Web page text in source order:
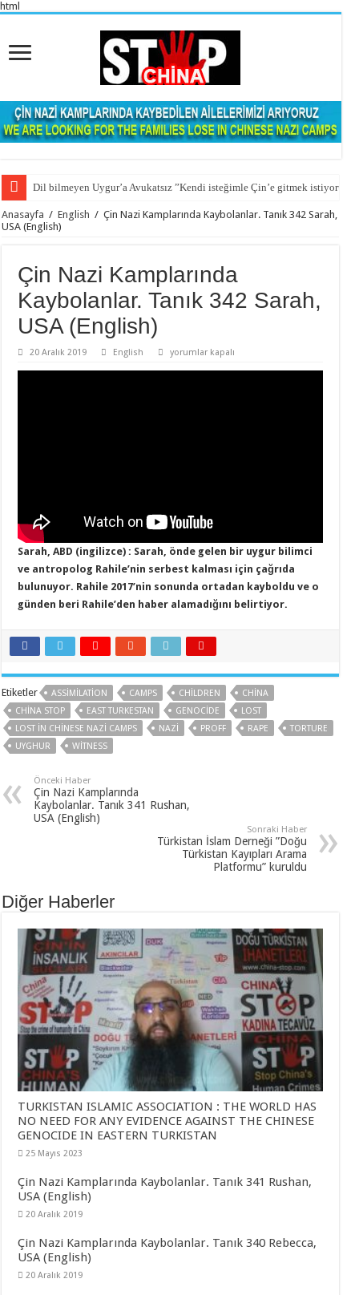
html
Dil bilmeyen Uygur’a Avukatsız ”Kendi isteğimle Çin’e gitmek istiyorum”
Anasayfa / English / Çin Nazi Kamplarında Kaybolanlar. Tanık 342 Sarah,
USA (English)
Çin Nazi Kamplarında
Kaybolanlar. Tanık 342 Sarah,
USA (English)
20 Aralık 2019 English
Çin
Kamplarında
yorumlar kapalı
Sarah, ABD (ingilizce) : Sarah, önde gelen bir uygur bilimci
ve antropolog Rahile’nin serbest kalması için çağrıda
bulunuyor. Rahile 2017’nin sonunda ortadan kayboldu ve o
günden beri Rahile’den haber alamadığını belirtiyor.
Etiketler ASSIMILATION CAMPS CHILDREN
CHINA
CHINA STOP
EAST TURKESTAN GENOCIDE
LOST
LOST IN CHINESE NAZI CAMPS
NAZI PROFF RAPE
TORTURE
UYGHUR
WITNESS
Önceki Haber
Çin Nazi Kamplarında
Kaybolanlar. Tanık 341 Rushan,
USA (English)
Sonraki Haber
Türkistan İslam Derneği ”Doğu
Türkistan Kayıpları Arama
Platformu” kuruldu
Diğer Haberler
TURKISTAN ISLAMIC ASSOCIATION : THE WORLD HAS
NO NEED FOR ANY EVIDENCE AGAINST THE CHINESE
GENOCIDE IN EASTERN TURKISTAN
25 Mayıs 2023
Çin Nazi Kamplarında Kaybolanlar. Tanık 341 Rushan,
USA (English)
20 Aralık 2019
Çin Nazi Kamplarında Kaybolanlar. Tanık 340 Rebecca,
USA (English)
20 Aralık 2019